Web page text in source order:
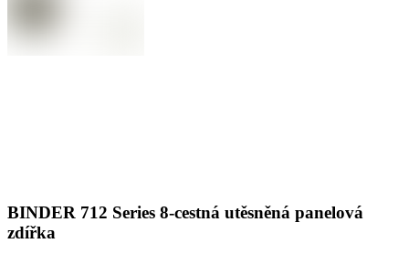
BINDER 712 Series 8-cestná utěsněná panelová
zdířka